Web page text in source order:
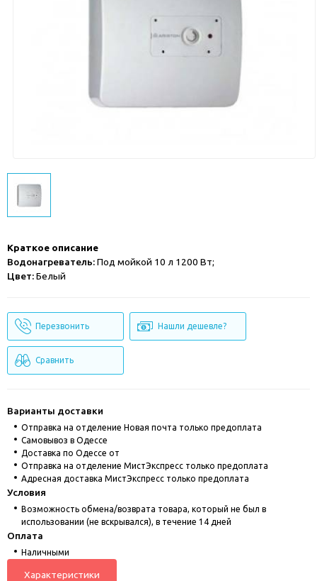
Краткое описание
Водонагреватель:Под мойкой 10 л 1200 Вт;
Цвет:Белый
Перезвонить Нашли дешевле?
Сравнить
Варианты доставки
Отправка на отделение Новая почта только предоплата
Cамовывоз в Одессе
Доставка по Одессе от
Отправка на отделение МистЭкспресс только предоплата
Адресная доставка МистЭкспресс только предоплата
Условия
Возможность обмена/возврата товара, который не был в
использовании (не вскрывался), в течение 14 дней
Оплата
Наличными
Характеристики